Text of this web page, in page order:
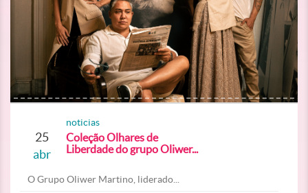
25
abr
noticias
Coleção Olhares de
Liberdade do grupo Oliwer...
O Grupo Oliwer Martino, liderado...